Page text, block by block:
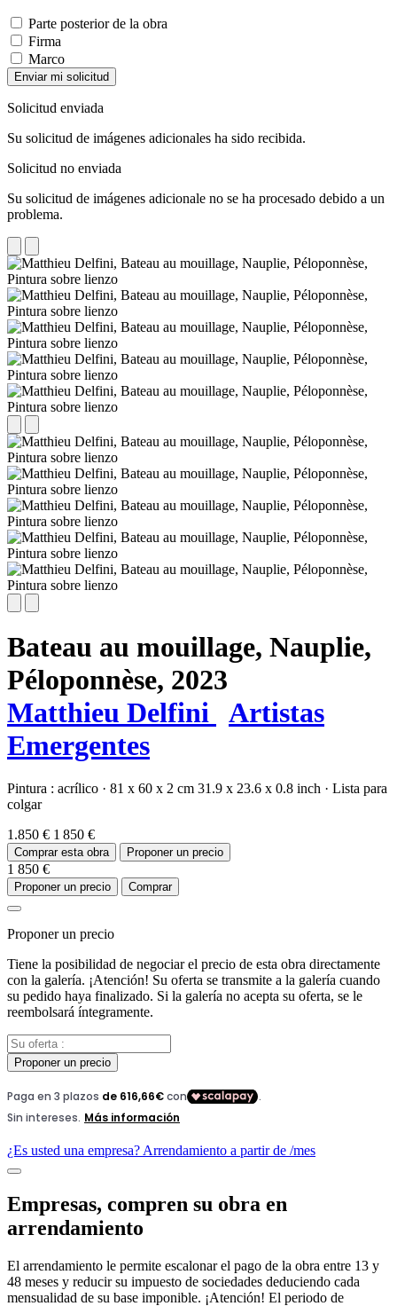
Parte posterior de la obra
Firma
Marco
Enviar mi solicitud
Solicitud enviada
Su solicitud de imágenes adicionales ha sido recibida.
Solicitud no enviada
Su solicitud de imágenes adicionale no se ha procesado debido a un
problema.
Bateau au mouillage, Nauplie,
Péloponnèse, 2023
Matthieu Delfini
Artistas
Emergentes
Pintura : acrílico · 81 x 60 x 2 cm 31.9 x 23.6 x 0.8 inch · Lista para
colgar
1.850 € 1 850 €
Comprar esta obra Proponer un precio
1 850 €
Proponer un precio Comprar
Proponer un precio
Tiene la posibilidad de negociar el precio de esta obra directamente
con la galería. ¡Atención! Su oferta se transmite a la galería cuando
su pedido haya finalizado. Si la galería no acepta su oferta, se le
reembolsará íntegramente.
Proponer un precio
¿Es usted una empresa? Arrendamiento a partir de /mes
Empresas, compren su obra en
arrendamiento
El arrendamiento le permite escalonar el pago de la obra entre 13 y
48 meses y reducir su impuesto de sociedades deduciendo cada
mensualidad de su base imponible. ¡Atención! El periodo de